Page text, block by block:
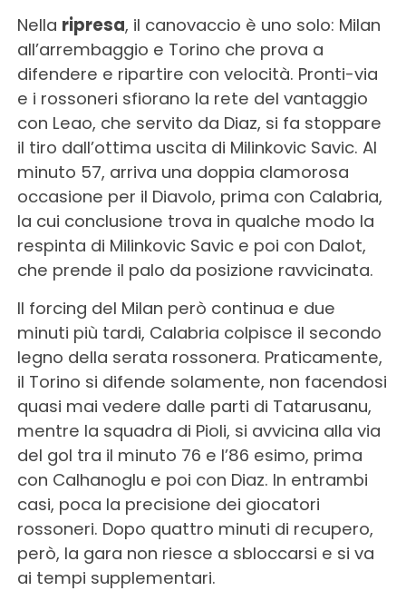
Nella ripresa, il canovaccio è uno solo: Milan
all’arrembaggio e Torino che prova a
difendere e ripartire con velocità. Pronti-via
e i rossoneri sfiorano la rete del vantaggio
con Leao, che servito da Diaz, si fa stoppare
il tiro dall’ottima uscita di Milinkovic Savic. Al
minuto 57, arriva una doppia clamorosa
occasione per il Diavolo, prima con Calabria,
la cui conclusione trova in qualche modo la
respinta di Milinkovic Savic e poi con Dalot,
che prende il palo da posizione ravvicinata.
Il forcing del Milan però continua e due
minuti più tardi, Calabria colpisce il secondo
legno della serata rossonera. Praticamente,
il Torino si difende solamente, non facendosi
quasi mai vedere dalle parti di Tatarusanu,
mentre la squadra di Pioli, si avvicina alla via
del gol tra il minuto 76 e l’86 esimo, prima
con Calhanoglu e poi con Diaz. In entrambi
casi, poca la precisione dei giocatori
rossoneri. Dopo quattro minuti di recupero,
però, la gara non riesce a sbloccarsi e si va
ai tempi supplementari.